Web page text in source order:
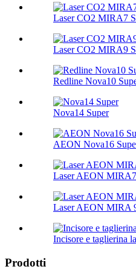
Laser CO2 MIRA7
Laser CO2 MIRA9
Redline Nova10
Nova14 Super
AEON Nova16
Laser AEON MIRA7
Laser AEON MIRA
Incisore e taglierina
Prodotti